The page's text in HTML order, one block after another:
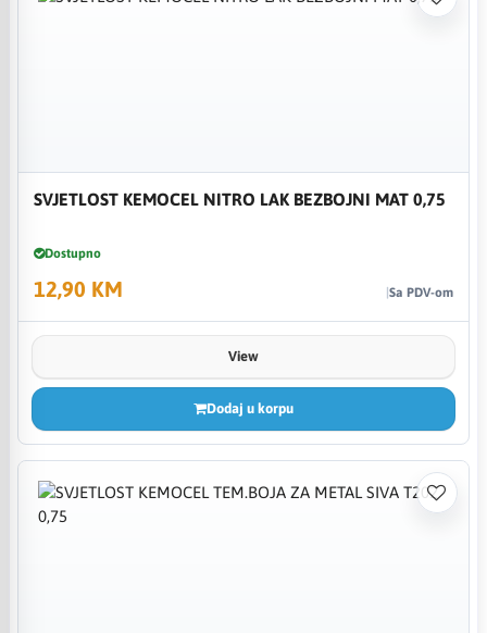
SVJETLOST KEMOCEL NITRO LAK BEZBOJNI MAT 0,75
Dostupno
12,90 KM Sa PDV-om
View
Dodaj u korpu